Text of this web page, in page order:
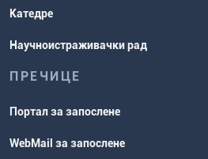
Катедре
Научноистраживачки рад
ПРЕЧИЦЕ
Портал за запослене
WebMail за запослене